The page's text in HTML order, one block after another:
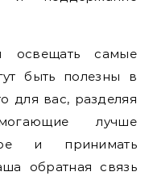
освещать самые
быть полезны в
для вас, разделяя
лучше
и принимать
обратная связь